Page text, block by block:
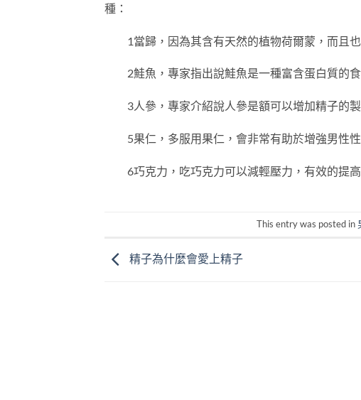
種：
1當歸，因為其含有天然的植物荷爾蒙，而且也
2鮭魚，專家指出說鮭魚是一種富含蛋白質的食
3人參，專家介紹說人參是額可以增加精子的製
5果仁，多服用果仁，會非常有助於增強男性性
6巧克力，吃巧克力可以減輕壓力，有效的提高
This entry was posted in
精子為什麼會愛上精子